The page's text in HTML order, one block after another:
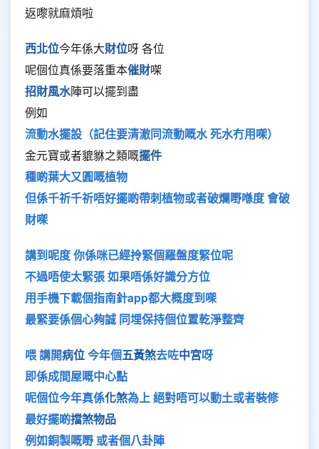
返嚟就麻煩啦
西北位今年係大財位呀 各位
呢個位真係要落重本催財㗎
招財風水陣可以擺到盡
例如
流動水擺設（記住要清澈同流動嘅水 死水冇用㗎）
金元寶或者貔貅之類嘅擺件
種啲葉大又圓嘅植物
但係千祈千祈唔好擺啲帶刺植物或者破爛嘢喺度 會破
財㗎
講到呢度 你係咪已經拎緊個羅盤度緊位呢
不過唔使太緊張 如果唔係好識分方位
用手機下載個指南針app都大概度到㗎
最緊要係個心夠誠 同埋保持個位置乾淨整齊
喂 講開病位今年個五黃煞去咗中宮呀
即係成間屋嘅中心點
呢個位今年真係化煞為上 絕對唔可以動土或者裝修
最好擺啲擋煞物品
例如銅製嘅嘢 或者個八卦陣